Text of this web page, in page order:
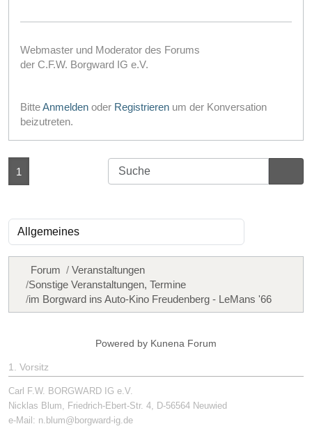
Webmaster und Moderator des Forums
der C.F.W. Borgward IG e.V.
BitteAnmelden oder Registrieren um der Konversation
beizutreten.
1
Forum
Veranstaltungen
Sonstige Veranstaltungen, Termine
im Borgward ins Auto-Kino Freudenberg - LeMans '66
Powered by Kunena Forum
1. Vorsitz
Carl F.W. BORGWARD IG e.V.
Nicklas Blum, Friedrich-Ebert-Str. 4, D-56564 Neuwied
e-Mail: n.blum@borgward-ig.de